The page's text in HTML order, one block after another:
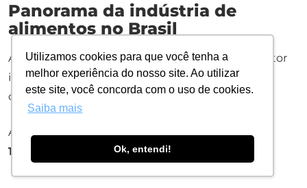
Utilizamos cookies para que você tenha a
melhor experiência do nosso site. Ao utilizar
este site, você concorda com o uso de cookies.
Saiba mais
Ok, entendi!
Panorama da indústria de
alimentos no Brasil
A indústria de alimentos no Brasilé o maior setor
industrial do país e segue em crescimento
constante.
Além de gerar milhões de empregos, representa
10,8% do PIB
e tem forte presença nacional.